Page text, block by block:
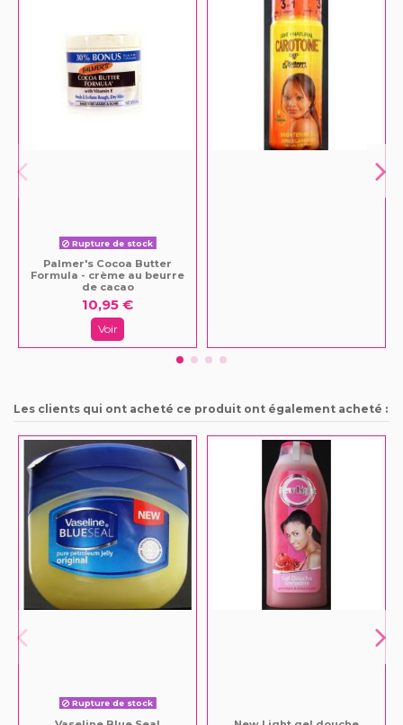
Rupture de stock
Palmer's Cocoa Butter
Formula - crème au beurre
de cacao
10,95 €
Voir
Les clients qui ont acheté ce produit ont également acheté :
Rupture de stock